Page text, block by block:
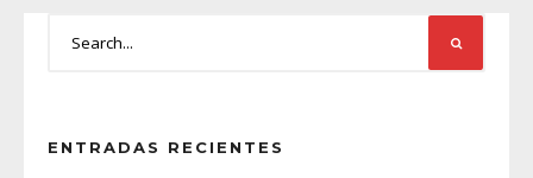
ENTRADAS RECIENTES